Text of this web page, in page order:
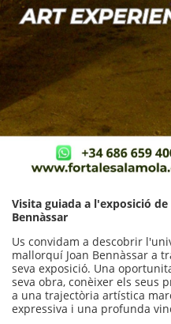
A partir del 9 de desembre:
Visita guiada a l'exposició
Bennàssar
Us convidam a descobrir
mallorquí Joan Bennàssar a
seva exposició. Una
seva obra, conèixer els seus
a una trajectòria artística
expressiva i una profunda